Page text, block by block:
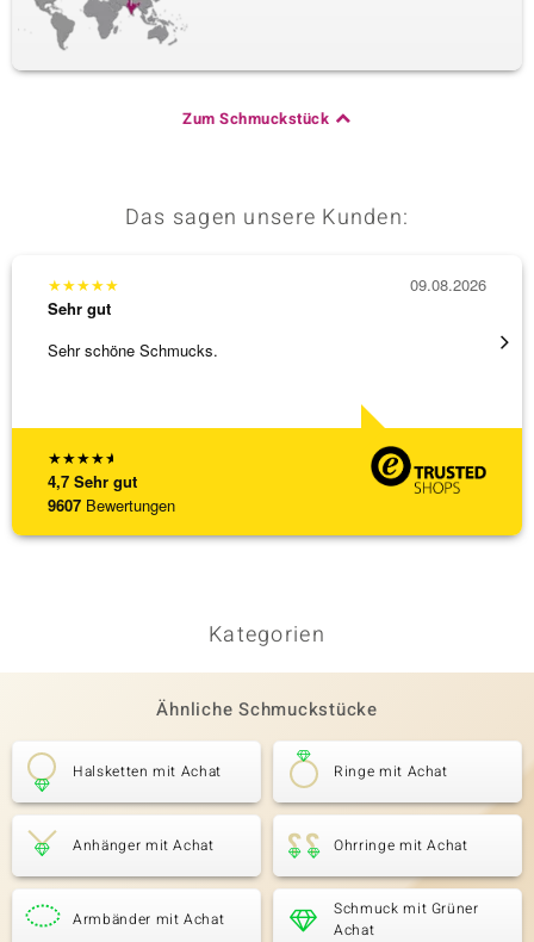
Zum Schmuckstück
Das sagen unsere Kunden:
★★★★★
4,7 Sehr gut
9607 Bewertungen
★★★★★
Sehr gut
Sehr schöne Schmucks.
09.08.2026
Kategorien
Ähnliche Schmuckstücke
Halsketten mit Achat Ringe mit Achat
Anhänger mit Achat Ohrringe mit Achat
Armbänder mit Achat
Schmuck mit Grüner
Achat